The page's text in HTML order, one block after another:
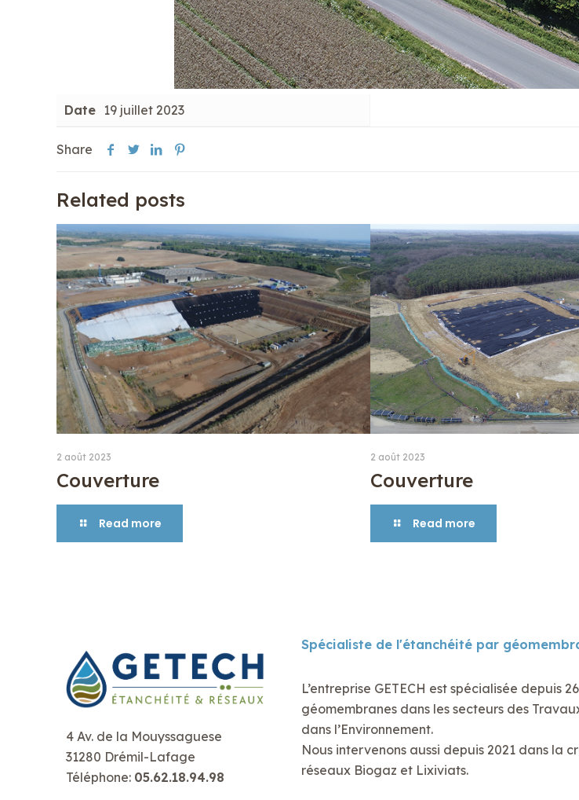
Date 19 juillet 2023
Share
Related posts
2 août 2023
Couverture
Read more
2 août 2023
Couverture
Read more
4 Av. de la Mouyssaguese
31280 Drémil-Lafage
Téléphone: 05.62.18.94.98
Spécialiste de l'étanchéité par
L’entreprise GETECH est spécialisée depuis
géomembranes dans les secteurs des
dans l’Environnement.
Nous intervenons aussi depuis 2021 dans la
réseaux Biogaz et Lixiviats.